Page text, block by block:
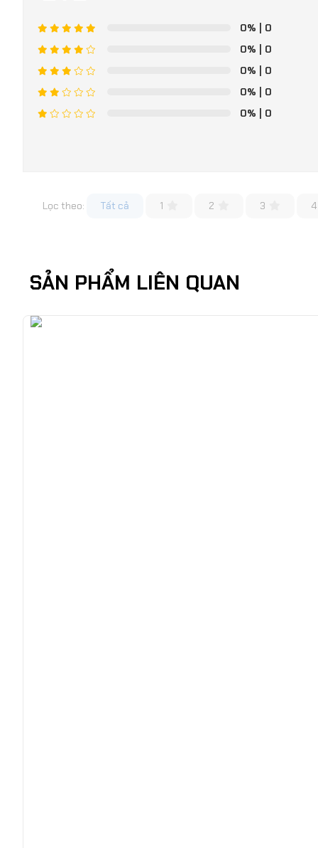
0% | 0
0% | 0
0% | 0
0% | 0
0% | 0
Lọc theo: Tất cả 1 2 3 4
SẢN PHẨM LIÊN QUAN